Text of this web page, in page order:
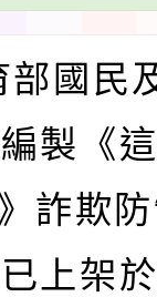
部國民
製《
詐欺
上架